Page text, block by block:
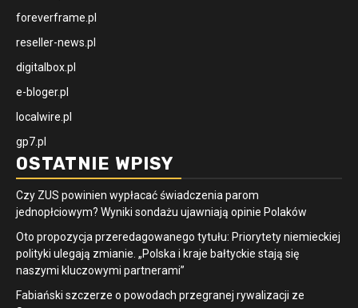
foreverframe.pl
reseller-news.pl
digitalbox.pl
e-bloger.pl
localwire.pl
gp7.pl
OSTATNIE WPISY
Czy ZUS powinien wypłacać świadczenia parom
jednopłciowym? Wyniki sondażu ujawniają opinie Polaków
Oto propozycja przeredagowanego tytułu: Priorytety niemieckiej
polityki ulegają zmianie. „Polska i kraje bałtyckie stają się
naszymi kluczowymi partnerami”
Fabiański szczerze o powodach przegranej rywalizacji ze